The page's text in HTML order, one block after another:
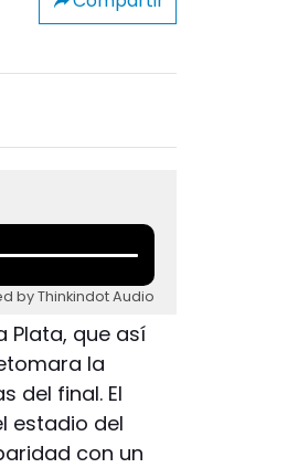
by Thinkindot Audio
Plata, que así
la
del final. El
estadio del
con un